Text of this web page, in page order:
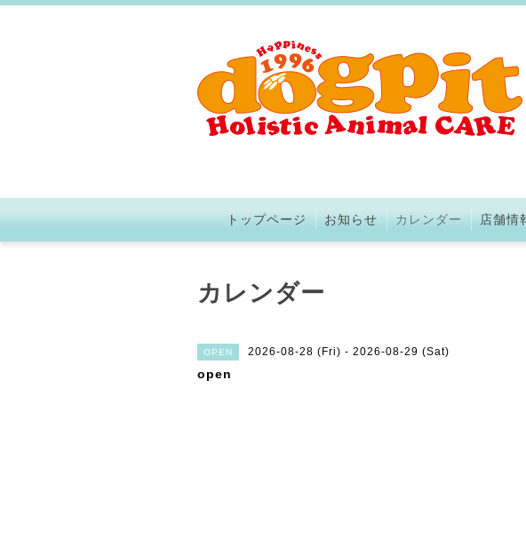
トップページ お知らせ カレンダー 店舗情
カレンダー
OPEN 2026-08-28 (Fri) - 2026-08-29 (Sat)
open